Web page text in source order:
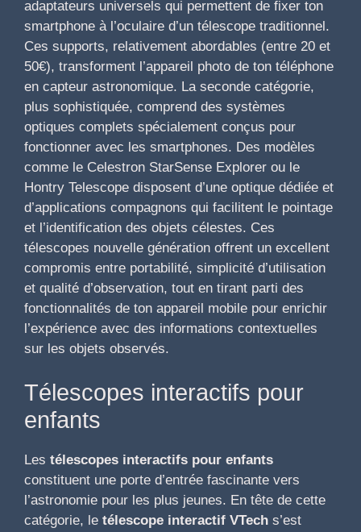
adaptateurs universels qui permettent de fixer ton
smartphone à l’oculaire d’un télescope traditionnel.
Ces supports, relativement abordables (entre 20 et
50€), transforment l’appareil photo de ton téléphone
en capteur astronomique. La seconde catégorie,
plus sophistiquée, comprend des systèmes
optiques complets spécialement conçus pour
fonctionner avec les smartphones. Des modèles
comme le Celestron StarSense Explorer ou le
Hontry Telescope disposent d’une optique dédiée et
d’applications compagnons qui facilitent le pointage
et l’identification des objets célestes. Ces
télescopes nouvelle génération offrent un excellent
compromis entre portabilité, simplicité d’utilisation
et qualité d’observation, tout en tirant parti des
fonctionnalités de ton appareil mobile pour enrichir
l’expérience avec des informations contextuelles
sur les objets observés.
Télescopes interactifs pour
enfants
Les télescopes interactifs pour enfants
constituent une porte d’entrée fascinante vers
l’astronomie pour les plus jeunes. En tête de cette
catégorie, le télescope interactif VTech s’est